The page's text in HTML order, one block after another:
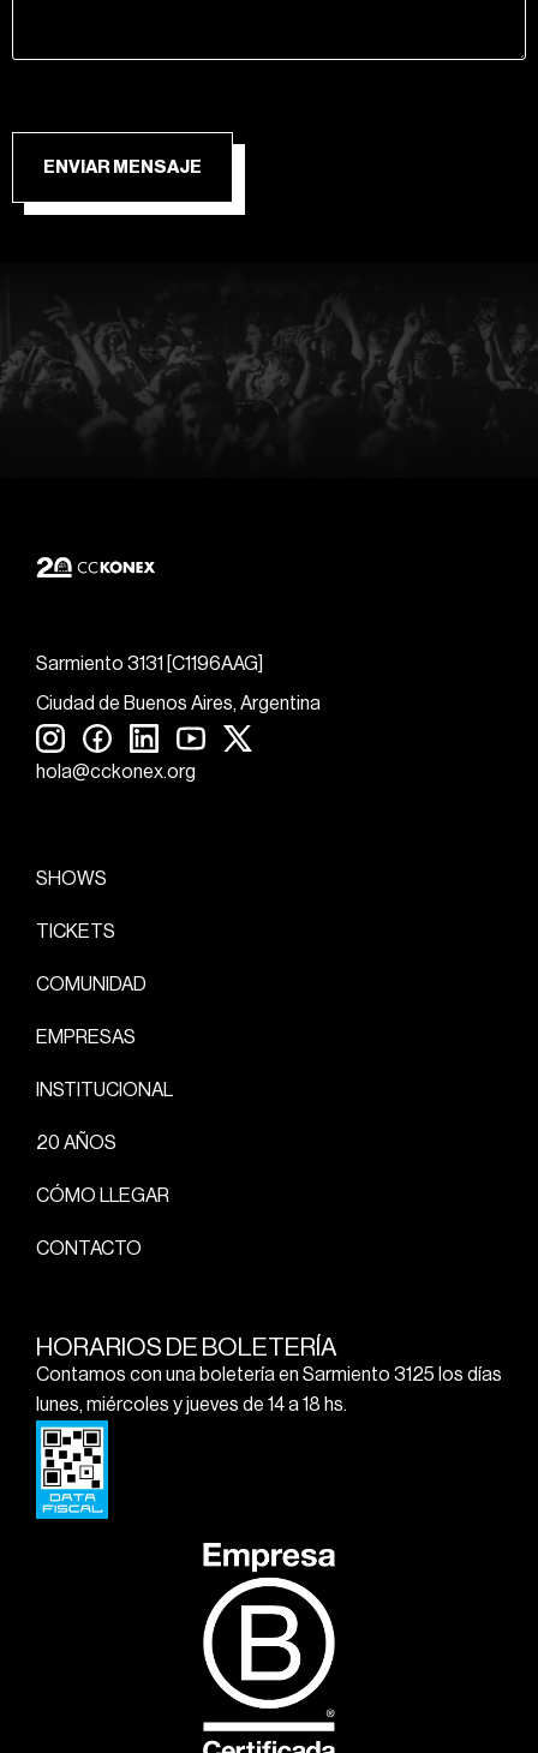
ENVIAR MENSAJE
Sarmiento 3131 [C1196AAG]
Ciudad de Buenos Aires, Argentina
hola@cckonex.org
SHOWS
TICKETS
COMUNIDAD
EMPRESAS
INSTITUCIONAL
20 AÑOS
CÓMO LLEGAR
CONTACTO
HORARIOS DE BOLETERÍA
Contamos con una boletería en Sarmiento 3125 los días
lunes, miércoles y jueves de 14 a 18 hs.